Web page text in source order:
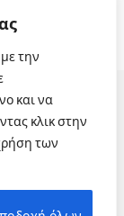
την
και να
κλικ στην
των
cookies